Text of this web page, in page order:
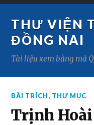
THƯ VIỆN
ĐỒNG NAI
Tài liệu xem bằng mã
BÀI TRÍCH, THƯ MỤC
Trịnh